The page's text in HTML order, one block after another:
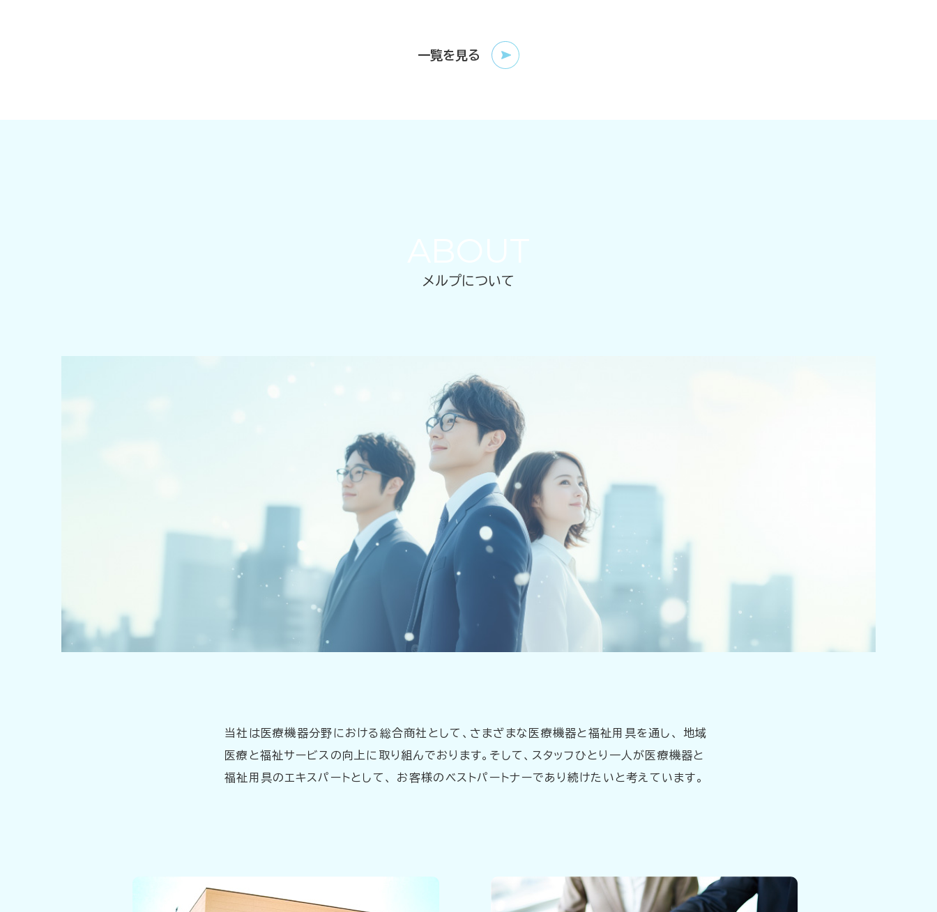
一覧を見る
メルプについて
当社は医療機器分野における総合商社として、さまざまな医療機器と福祉用具を通し、 地域
医療と福祉サービスの向上に取り組んでおります。そして、スタッフひとり一人が医療機器と
福祉用具のエキスパートとして、 お客様のベストパートナーであり続けたいと考えています。